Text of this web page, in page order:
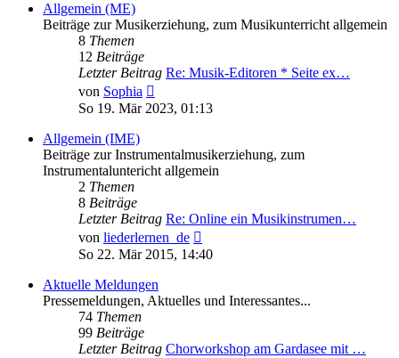
Allgemein (ME)
Beiträge zur Musikerziehung, zum Musikunterricht allgemein
8 Themen
12 Beiträge
Letzter Beitrag Re: Musik-Editoren * Seite ex…
von Sophia
Beitrag
So 19. Mär 2023, 01:13
Allgemein (IME)
Beiträge zur Instrumentalmusikerziehung, zum
Instrumentaluntericht allgemein
2 Themen
8 Beiträge
Letzter Beitrag Re: Online ein Musikinstrumen…
von liederlernen_de
Beitrag
So 22. Mär 2015, 14:40
Aktuelle Meldungen
Pressemeldungen, Aktuelles und Interessantes...
74 Themen
99 Beiträge
Letzter Beitrag Chorworkshop am Gardasee mit …